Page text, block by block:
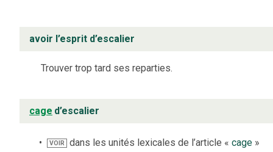
avoir l’esprit d’escalier
Trouver trop tard ses reparties.
cage d’escalier
VOIR dans les unités lexicales de l’article «cage »